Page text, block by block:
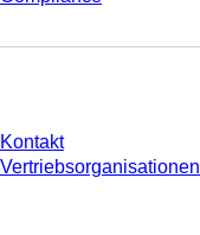
Kontakt
Vertriebsorganisationen